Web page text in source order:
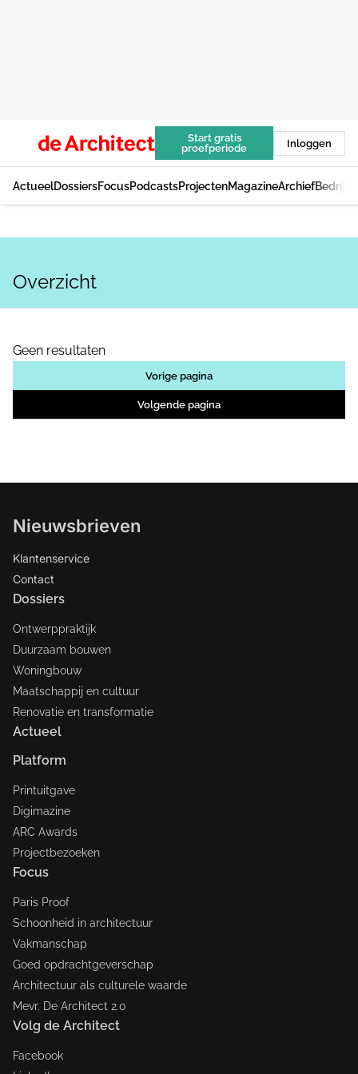
Start gratis
proefperiode
Inloggen
ActueelDossiersFocusPodcastsProjectenMagazineArchief
Overzicht
Geen resultaten
Vorige pagina
Volgende pagina
Nieuwsbrieven
Klantenservice
Contact
Dossiers
Ontwerppraktijk
Duurzaam bouwen
Woningbouw
Maatschappij en cultuur
Renovatie en transformatie
Actueel
Platform
Printuitgave
Digimazine
ARC Awards
Projectbezoeken
Focus
Paris Proof
Schoonheid in architectuur
Vakmanschap
Goed opdrachtgeverschap
Architectuur als culturele waarde
Mevr. De Architect 2.0
Volg de Architect
Facebook